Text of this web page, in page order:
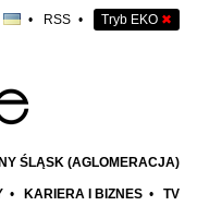
• RSS • Tryb EKO ✖
ŚLĄSK (AGLOMERACJA)
• KARIERA I BIZNES • TV